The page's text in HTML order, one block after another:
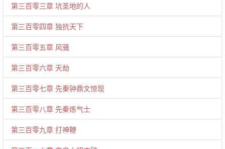
第三百零三章 坑圣地的人
第三百零四章 独抗天下
第三百零五章 风骚
第三百零六章 天劫
第三百零七章 先秦钟鼎文惊现
第三百零八章 先秦炼气士
第三百零九章 打神鞭